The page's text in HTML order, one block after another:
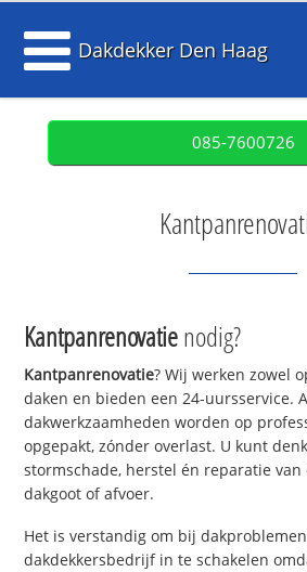
Dakdekker Den Haag
085-7600726
Kantpanrenovatienodig?
Kantpanrenovatie? Wij werken zowel
daken en bieden een 24-uursservice.
dakwerkzaamheden worden op
opgepakt, zónder overlast. U kunt
stormschade, herstel én reparatie van
dakgoot of afvoer.
Het is verstandig om bij
dakdekkersbedrijf in te schakelen